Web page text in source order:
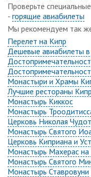
Проверьте
- горящие авиабилеты
Мы рекомендуем так
Перелет на Кипр
Дешевые авиабилеты в
Монастыри и Храмы
Лучшие рестораны
Монастырь Киккос
Монастырь
Церковь Николая
Монастырь Святого
Церковь Киприана и
Монастырь Махерас на
Монастырь Святого
Монастырь Ставровуни